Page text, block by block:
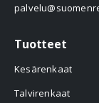
Tuotteet
Kesärenkaat
Talvirenkaat